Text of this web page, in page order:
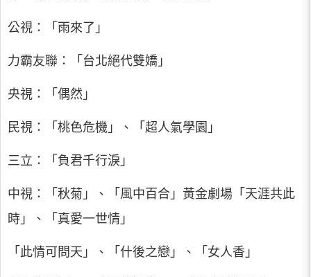
公視：「雨來了」
力霸友聯：「台北絕代雙嬌」
央視：「偶然」
民視：「桃色危機」、「超人氣學園」
三立：「負君千行淚」
中視：「秋菊」、「風中百合」黃金劇場「天涯共此
時」、「真愛一世情」
「此情可問天」、「什後之戀」、「女人香」